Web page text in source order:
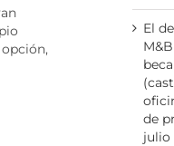
El
de
julio